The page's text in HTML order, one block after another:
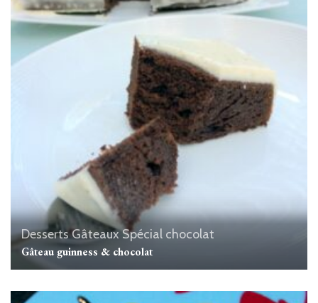
Desserts GâteauxSpécial chocolat
Gâteau guinness & chocolat